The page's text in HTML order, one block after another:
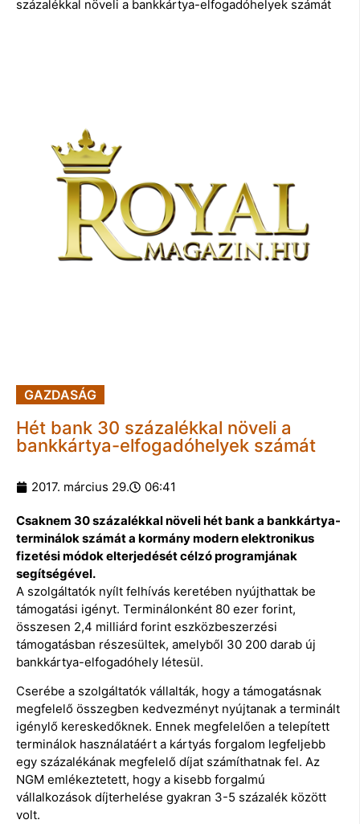
százalékkal növeli a bankkártya-elfogadóhelyek számát
GAZDASÁG
Hét bank 30 százalékkal növeli a
bankkártya-elfogadóhelyek számát
2017. március 29. 06:41
Csaknem 30 százalékkal növeli hét bank a bankkártya-
terminálok számát a kormány modern elektronikus
fizetési módok elterjedését célzó programjának
segítségével.
A szolgáltatók nyílt felhívás keretében nyújthattak be
támogatási igényt. Terminálonként 80 ezer forint,
összesen 2,4 milliárd forint eszközbeszerzési
támogatásban részesültek, amelyből 30 200 darab új
bankkártya-elfogadóhely létesül.
Cserébe a szolgáltatók vállalták, hogy a támogatásnak
megfelelő összegben kedvezményt nyújtanak a terminált
igénylő kereskedőknek. Ennek megfelelően a telepített
terminálok használatáért a kártyás forgalom legfeljebb
egy százalékának megfelelő díjat számíthatnak fel. Az
NGM emlékeztetett, hogy a kisebb forgalmú
vállalkozások díjterhelése gyakran 3-5 százalék között
volt.